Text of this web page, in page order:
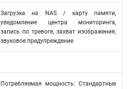
Загрузка на NAS / карту памяти,
уведомление центра мониторинга,
запись по тревоге, захват изображения,
звуковое предупреждение
Потребляемая мощность: Стандартные